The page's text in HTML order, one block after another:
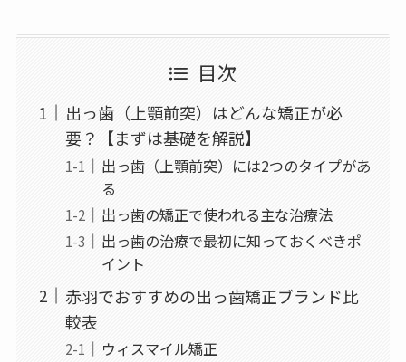
目次
出っ歯（上顎前突）はどんな矯正が必
要？【まずは基礎を解説】
出っ歯（上顎前突）には2つのタイプがあ
る
出っ歯の矯正で使われる主な治療法
出っ歯の治療で最初に知っておくべきポ
イント
赤羽でおすすめの出っ歯矯正ブランド比
較表
ウィスマイル矯正